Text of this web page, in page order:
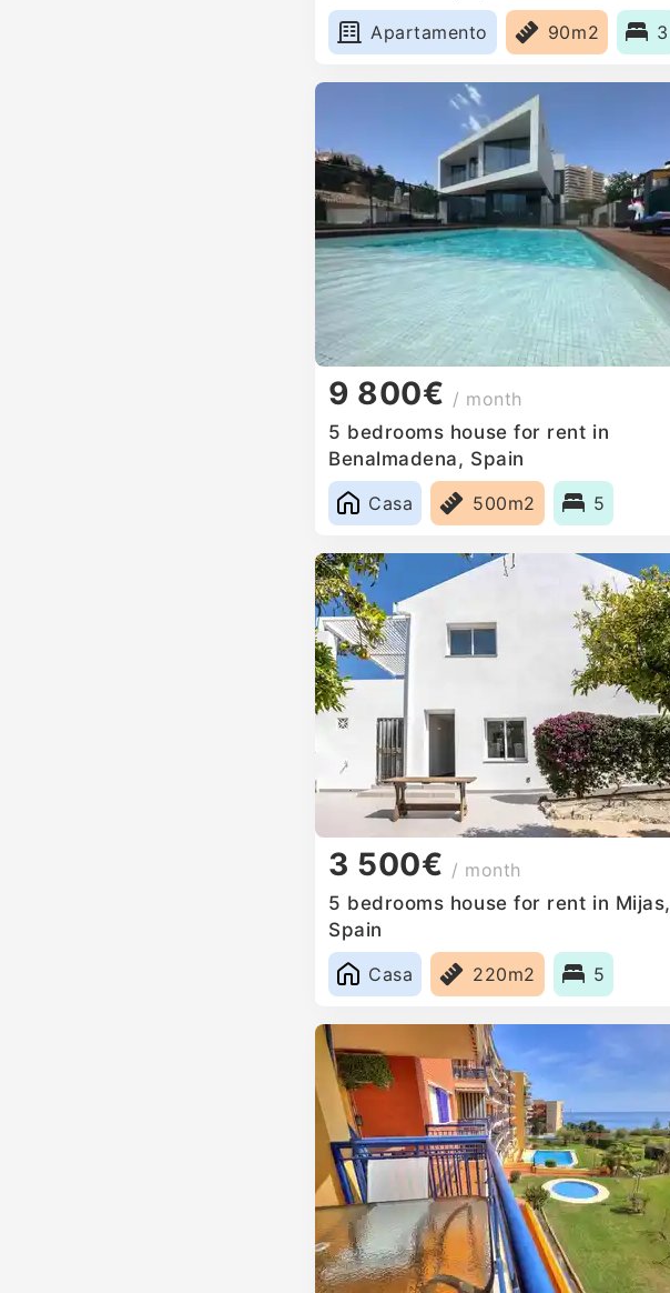
Apartamento
90m2 3
9 800€ / month
5 bedrooms house for rent in
Benalmadena, Spain
Casa
500m2 5
3 500€ / month
5 bedrooms house for rent in Mijas,
Spain
Casa
220m2 5